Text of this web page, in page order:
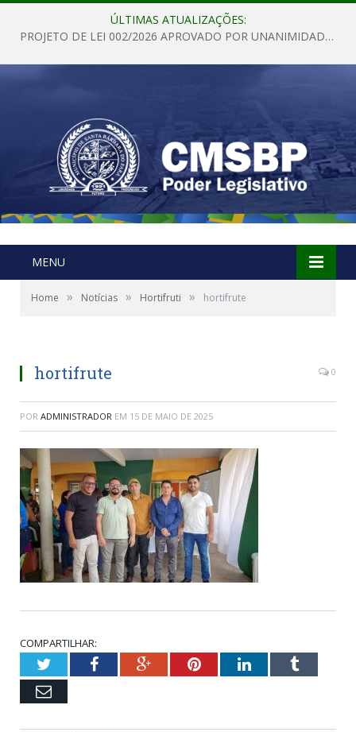
ÚLTIMAS ATUALIZAÇÕES:
PROJETO DE LEI 002/2026 APROVADO POR UNANIMIDADE EM SESSÃO ORDINÁRIA NESTA QUINTA – FEIRA 28 DE MAIO DE 2026
MENU
Home » Notícias » Hortifruti » hortifrute
hortifrute 0
POR ADMINISTRADOR EM 15 DE MAIO DE 2025
COMPARTILHAR:
TwitterFacebookGoogle+PinterestLinkedInTumblr
Email